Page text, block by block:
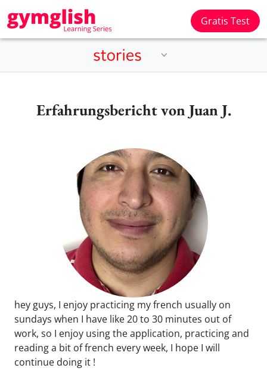
Gratis Test
Erfahrungsbericht von Juan J.
hey guys, I enjoy practicing my french usually on
sundays when I have like 20 to 30 minutes out of
work, so I enjoy using the application, practicing and
reading a bit of french every week, I hope I will
continue doing it !